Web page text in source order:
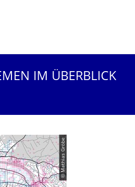
IM ÜBERBLICK
© Mathias Gröbe